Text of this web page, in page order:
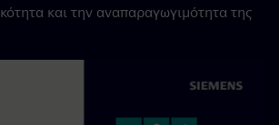
και την αναπαραγωγιμότητα της